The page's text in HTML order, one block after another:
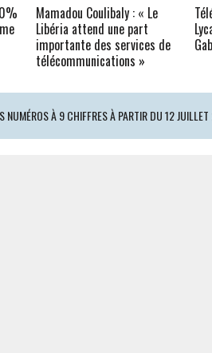
Mamadou Coulibaly : « Le
Libéria attend une part
importante des services de
télécommunications »
NUMÉROS À 9 CHIFFRES À PARTIR DU 12